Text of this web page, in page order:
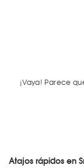
¡Vaya! Parece
Atajos rápidos en